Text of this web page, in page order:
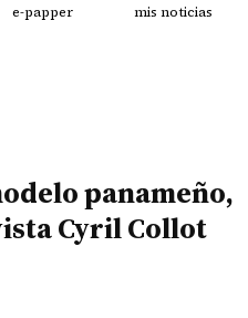
e-papper mis noticias
panameño,
Cyril Collot